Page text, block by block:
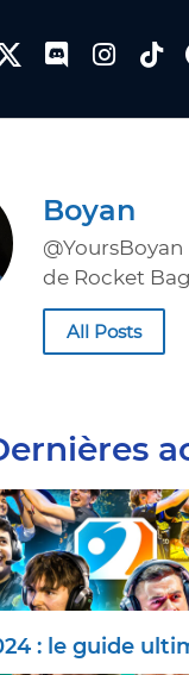
Boyan
de Rocket
All Posts
: le guide